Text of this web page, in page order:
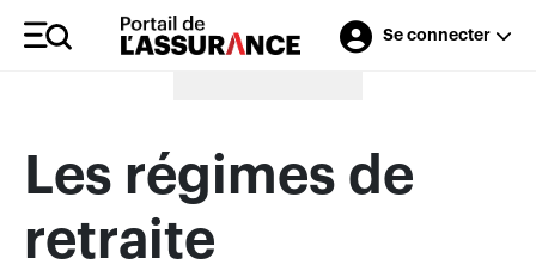
Se connecter
Merci à nos annonceurs
Les régimes de
retraite